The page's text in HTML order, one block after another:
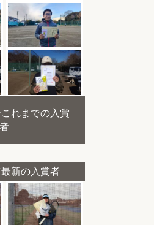
れまでの入賞
者
新の入賞者